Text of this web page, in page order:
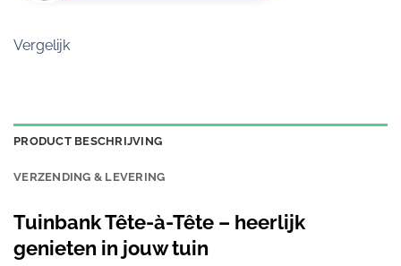
Vergelijk
PRODUCT BESCHRIJVING
VERZENDING & LEVERING
Tuinbank Tête-à-Tête – heerlijk
genieten in jouw tuin